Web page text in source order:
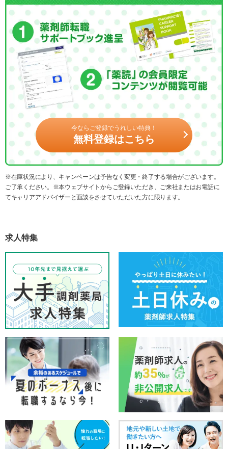
今ならご登録でうれしい特典！
無料登録はこちら
※在庫状況により、キャンペーンは予告なく変更・終了する場合がございます。
ご了承ください。※本ウェブサイトからご登録いただき、ご来社またはお電話に
てキャリアアドバイザーと面談をさせていただいた方に限ります。
求人特集